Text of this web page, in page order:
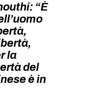
“È
la
del
è in